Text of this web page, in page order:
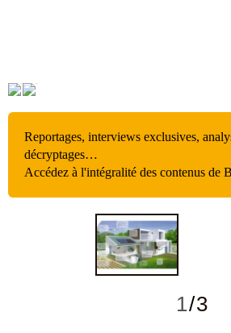
Reportages, interviews exclusives,
décryptages…
Accédez à l'intégralité des contenus de
1/3